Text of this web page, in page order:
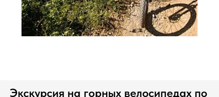
Экскурсия на горных велосипедах по